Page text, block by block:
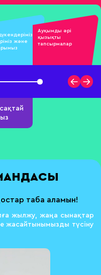
және
Ауқымды әрі
қызықты
тапсырмалар
таба аламын!
жылжу, жаңа сынақтар
жасайтынымызды түсіну